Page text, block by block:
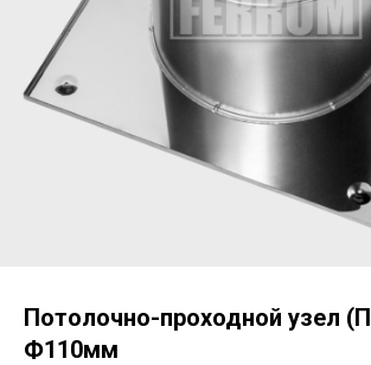
Потолочно-проходной узел
Ф110мм